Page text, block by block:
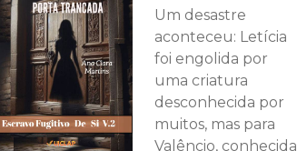
da Faca. Para
tentar ajudar o pai,
ela arma uma
emboscada para
esse assassino e
acaba descobrindo
muito mais coisa
Um desastre
aconteceu: Letícia
foi engolida por
uma criatura
desconhecida por
muitos, mas para
Valêncio, conhecida